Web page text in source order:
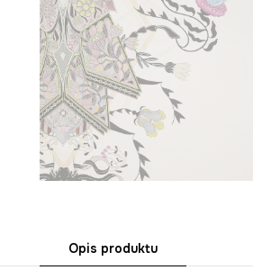
Opis produktu